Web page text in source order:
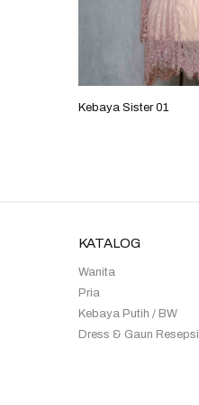
Kebaya Sister 01
KATALOG
Wanita
Pria
Kebaya Putih / BW
Dress & Gaun Resepsi